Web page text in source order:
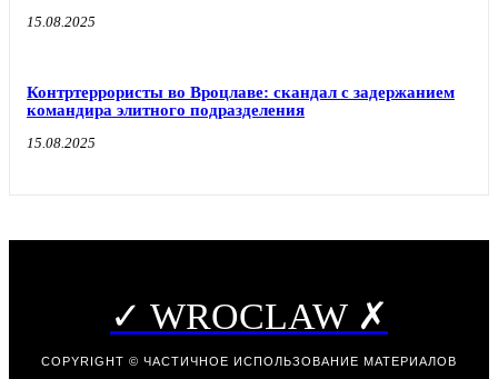
15.08.2025
Контртеррористы во Вроцлаве: скандал с задержанием
командира элитного подразделения
15.08.2025
✓ WROCLAW ✗
COPYRIGHT © ЧАСТИЧНОЕ ИСПОЛЬЗОВАНИЕ МАТЕРИАЛОВ